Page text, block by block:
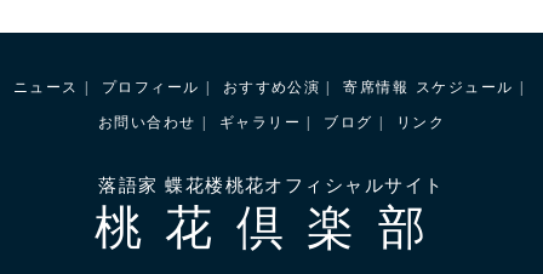
ニュース プロフィール おすすめ公演 寄席情報 スケジュール
お問い合わせ ギャラリー ブログ リンク
落語家 蝶花楼桃花オフィシャルサイト
桃花倶楽部